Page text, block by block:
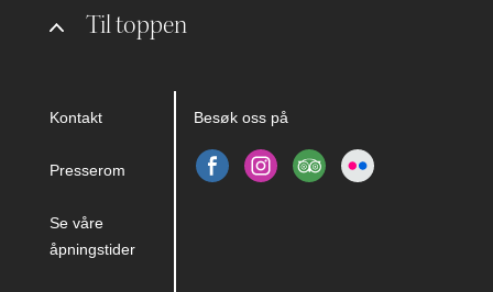
Til toppen
Kontakt
Presserom
Se våre
åpningstider
Besøk oss på